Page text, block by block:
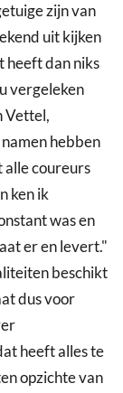
zijn van
uit kijken
heeft dan niks
vergeleken
Vettel,
hebben
alle coureurs
ken ik
was en
er en levert."
beschikt
dus voor
heeft alles te
opzichte van